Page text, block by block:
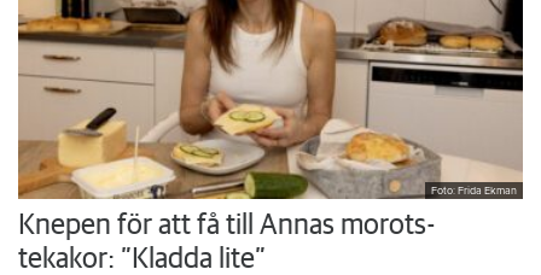
Foto: Frida Ekman
Knepen för att få till Annas morots-
tekakor: ”Kladda lite”